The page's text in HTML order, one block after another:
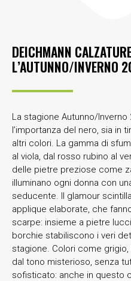
DEICHMANN
L’AUTUNNO/INVERNO
La stagione Autunno/
l’importanza del nero, sia in
altri colori. La gamma di
al viola, dal rosso rubino al
delle pietre preziose come
illuminano ogni donna con
seducente. Il glamour
applique elaborate, che
scarpe: insieme a pietre
borchie stabiliscono i veri
stagione. Colori come
dal tono misterioso, senza
sofisticato: anche in questo